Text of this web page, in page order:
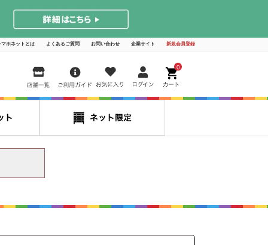
マホネットとは よくあるご質問 お問い合わせ 企業サイト 新規会員登録
0